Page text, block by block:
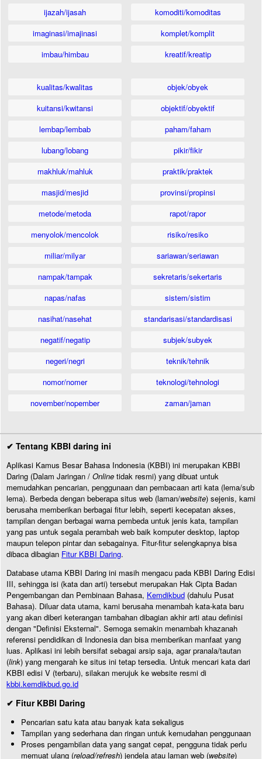
ijazah/ijasah
imaginasi/imajinasi
imbau/himbau
komoditi/komoditas
komplet/komplit
kreatif/kreatip
kualitas/kwalitas
kuitansi/kwitansi
lembap/lembab
lubang/lobang
makhluk/mahluk
masjid/mesjid
metode/metoda
menyolok/mencolok
miliar/milyar
nampak/tampak
napas/nafas
nasihat/nasehat
negatif/negatip
negeri/negri
nomor/nomer
november/nopember
objek/obyek
objektif/obyektif
paham/faham
pikir/fikir
praktik/praktek
provinsi/propinsi
rapot/rapor
risiko/resiko
sariawan/seriawan
sekretaris/sekertaris
sistem/sistim
standarisasi/standardisasi
subjek/subyek
teknik/tehnik
teknologi/tehnologi
zaman/jaman
✔ Tentang KBBI daring ini
Aplikasi Kamus Besar Bahasa Indonesia (KBBI) ini merupakan KBBI
Daring (Dalam Jaringan / Online tidak resmi) yang dibuat untuk
memudahkan pencarian, penggunaan dan pembacaan arti kata (lema/sub
lema). Berbeda dengan beberapa situs web (laman/website) sejenis, kami
berusaha memberikan berbagai fitur lebih, seperti kecepatan akses,
tampilan dengan berbagai warna pembeda untuk jenis kata, tampilan
yang pas untuk segala perambah web baik komputer desktop, laptop
maupun telepon pintar dan sebagainya. Fitur-fitur selengkapnya bisa
dibaca dibagian Fitur KBBI Daring.
Database utama KBBI Daring ini masih mengacu pada KBBI Daring Edisi
III, sehingga isi (kata dan arti) tersebut merupakan Hak Cipta Badan
Pengembangan dan Pembinaan Bahasa, Kemdikbud (dahulu Pusat
Bahasa). Diluar data utama, kami berusaha menambah kata-kata baru
yang akan diberi keterangan tambahan dibagian akhir arti atau definisi
dengan "Definisi Eksternal". Semoga semakin menambah khazanah
referensi pendidikan di Indonesia dan bisa memberikan manfaat yang
luas. Aplikasi ini lebih bersifat sebagai arsip saja, agar pranala/tautan
(link) yang mengarah ke situs ini tetap tersedia. Untuk mencari kata dari
KBBI edisi V (terbaru), silakan merujuk ke website resmi di
kbbi.kemdikbud.go.id
✔ Fitur KBBI Daring
Pencarian satu kata atau banyak kata sekaligus
Tampilan yang sederhana dan ringan untuk kemudahan penggunaan
Proses pengambilan data yang sangat cepat, pengguna tidak perlu
memuat ulang (reload/refresh) jendela atau laman web (website)